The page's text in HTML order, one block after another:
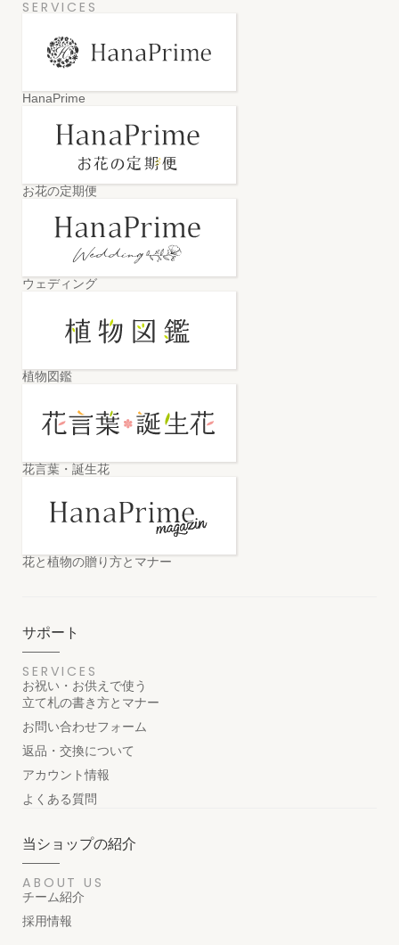
SERVICES
HanaPrime
お花の定期便
ウェディング
植物図鑑
花言葉・誕生花
花と植物の贈り方とマナー
サポート
SERVICES
お祝い・お供えで使う
立て札の書き方とマナー
お問い合わせフォーム
返品・交換について
アカウント情報
よくある質問
当ショップの紹介
ABOUT US
チーム紹介
採用情報